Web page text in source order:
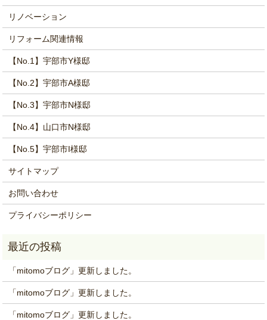
リノベーション
リフォーム関連情報
【No.1】宇部市Y様邸
【No.2】宇部市A様邸
【No.3】宇部市N様邸
【No.4】山口市N様邸
【No.5】宇部市I様邸
サイトマップ
お問い合わせ
プライバシーポリシー
「mitomoブログ」更新しました。
「mitomoブログ」更新しました。
「mitomoブログ」更新しました。